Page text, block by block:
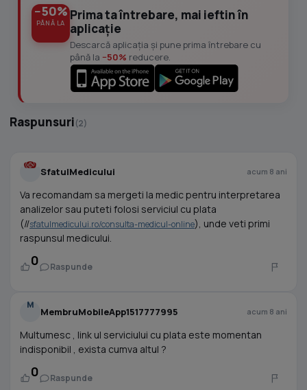
−50%
PÂNĂ LA
Prima ta întrebare, mai ieftin în
aplicație
Descarcă aplicația și pune prima întrebare cu
până la −50% reducere.
Raspunsuri(2)
SfatulMedicului acum 8 ani
Va recomandam sa mergeti la medic pentru interpretarea
analizelor sau puteti folosi serviciul cu plata
(//sfatulmedicului.ro/consulta-medicul-online), unde veti primi
raspunsul medicului.
0 Raspunde
M
MembruMobileApp1517777995 acum 8 ani
Multumesc , link ul serviciului cu plata este momentan
indisponibil , exista cumva altul ?
0 Raspunde